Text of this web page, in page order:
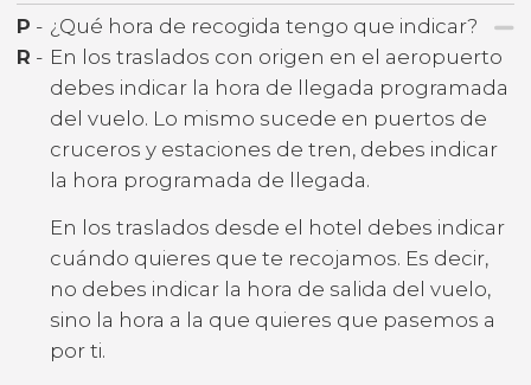
P - ¿Qué hora de recogida tengo que indicar?
R - En los traslados con origen en el aeropuerto
debes indicar la hora de llegada programada
del vuelo. Lo mismo sucede en puertos de
cruceros y estaciones de tren, debes indicar
la hora programada de llegada.
En los traslados desde el hotel debes indicar
cuándo quieres que te recojamos. Es decir,
no debes indicar la hora de salida del vuelo,
sino la hora a la que quieres que pasemos a
por ti.